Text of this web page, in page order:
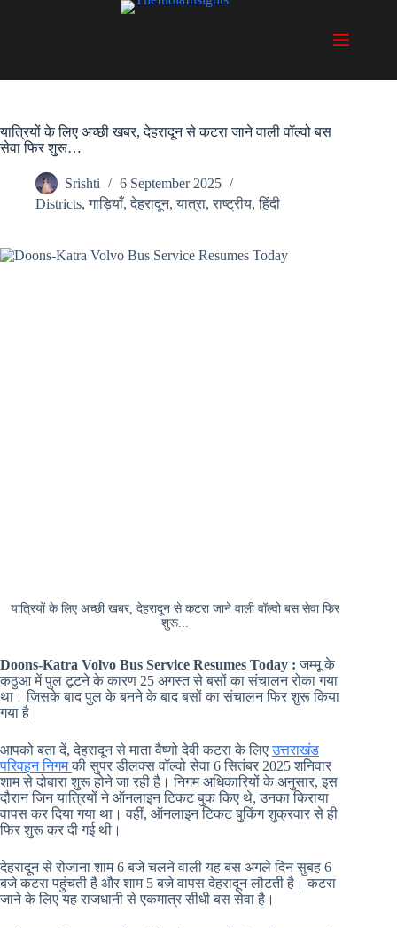
यात्रियों के लिए अच्छी खबर, देहरादून से कटरा जाने वाली वॉल्वो बस
सेवा फिर शुरू…
Srishti
6 September 2025
Districts,गाड़ियाँ,देहरादून,यात्रा,राष्ट्रीय,हिंदी
यात्रियों के लिए अच्छी खबर, देहरादून से कटरा जाने वाली वॉल्वो बस सेवा फिर
शुरू...
Doons-Katra Volvo Bus Service Resumes Today : जम्मू के
कठुआ में पुल टूटने के कारण 25 अगस्त से बसों का संचालन रोका गया
था। जिसके बाद पुल के बनने के बाद बसों का संचालन फिर शुरू किया
गया है।
आपको बता दें, देहरादून से माता वैष्णो देवी कटरा के लिएउत्तराखंड
परिवहन निगमकी सुपर डीलक्स वॉल्वो सेवा 6 सितंबर 2025 शनिवार
शाम से दोबारा शुरू होने जा रही है। निगम अधिकारियों के अनुसार, इस
दौरान जिन यात्रियों ने ऑनलाइन टिकट बुक किए थे, उनका किराया
वापस कर दिया गया था। वहीं, ऑनलाइन टिकट बुकिंग शुक्रवार से ही
फिर शुरू कर दी गई थी।
देहरादून से रोजाना शाम 6 बजे चलने वाली यह बस अगले दिन सुबह 6
बजे कटरा पहुंचती है और शाम 5 बजे वापस देहरादून लौटती है। कटरा
जाने के लिए यह राजधानी से एकमात्र सीधी बस सेवा है।